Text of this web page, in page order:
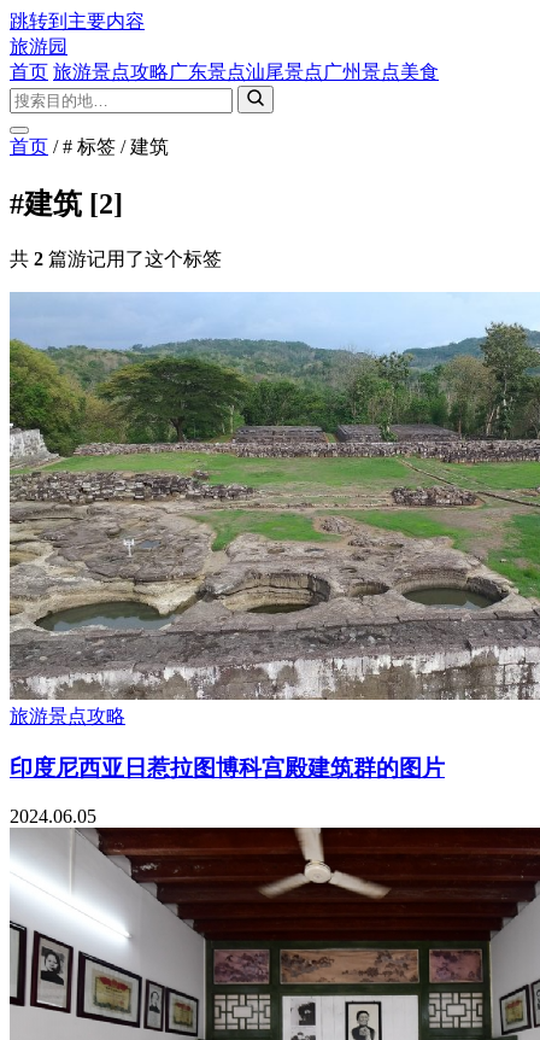
跳转到主要内容
旅游园
首页 旅游景点攻略广东景点汕尾景点广州景点美食
首页 / # 标签 / 建筑
#建筑 [2]
共 2 篇游记用了这个标签
旅游景点攻略
印度尼西亚日惹拉图博科宫殿建筑群的图片
2024.06.05